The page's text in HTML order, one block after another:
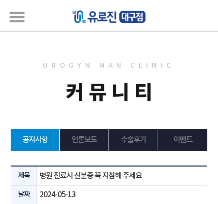
UROGYN MAN CLINIC
커뮤니티
공지사항 언론보도 수술후기 이벤트
제목 병원 진료시 신분증 꼭 지참해 주세요
날짜 2024-05-13